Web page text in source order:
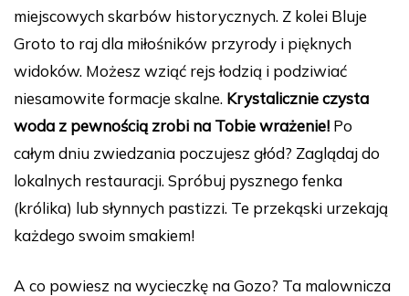
miejscowych skarbów historycznych. Z kolei Bluje
Groto to raj dla miłośników przyrody i pięknych
widoków. Możesz wziąć rejs łodzią i podziwiać
niesamowite formacje skalne. Krystalicznie czysta
woda z pewnością zrobi na Tobie wrażenie! Po
całym dniu zwiedzania poczujesz głód? Zaglądaj do
lokalnych restauracji. Spróbuj pysznego fenka
(królika) lub słynnych pastizzi. Te przekąski urzekają
każdego swoim smakiem!
A co powiesz na wycieczkę na Gozo? Ta malownicza